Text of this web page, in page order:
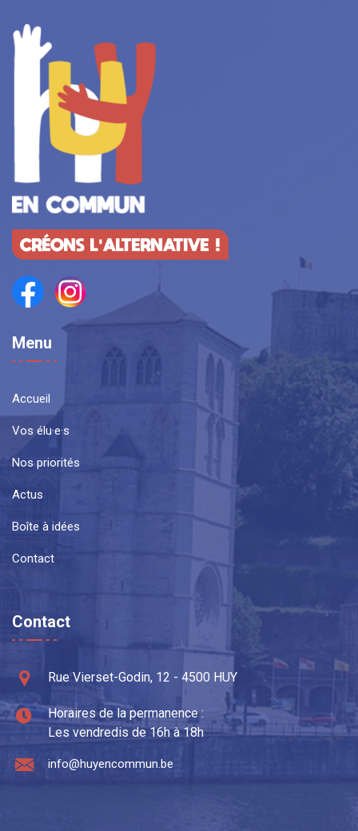
CRÉONS L'ALTERNATIVE !
Menu
Accueil
Vos élu·e·s
Nos priorités
Actus
Boîte à idées
Contact
Contact
Rue Vierset-Godin, 12 - 4500 HUY
Horaires de la permanence :
Les vendredis de 16h à 18h
info@huyencommun.be